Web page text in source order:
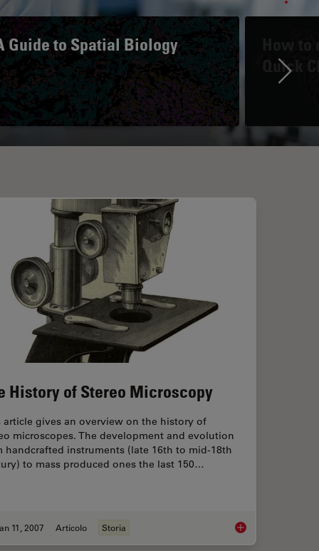
Guide to Spatial Biology
Quick
and Deep Tissue Imaging
History of Stereo Microscopy
article gives an overview on the history of
microscopes. The development and evolution
handcrafted instruments (late 16th to mid-18th
to mass produced ones the last 150…
11, 2007 Articolo Storia The History of